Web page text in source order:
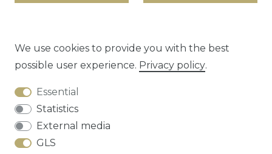
1 2
We use cookies to provide you with the best
possible user experience. Privacy policy.
Essential
Statistics
External media
GLS